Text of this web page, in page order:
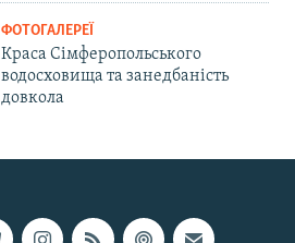
ФОТОГАЛЕРЕЇ
Краса Сімферопольського
водосховища та занедбаність
довкола